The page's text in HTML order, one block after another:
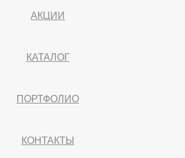
АКЦИИ
КАТАЛОГ
ПОРТФОЛИО
КОНТАКТЫ